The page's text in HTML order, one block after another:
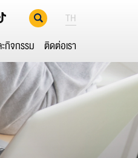
TH
กิจกรรม ติดต่อเรา